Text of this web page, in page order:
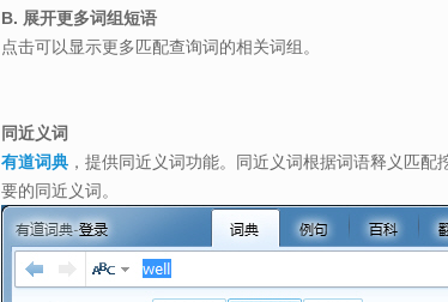
B. 展开更多词组短语
点击可以显示更多匹配查询词的相关词组。
同近义词
有道词典 ，提供同近义词功能。同近义词根据词语释义匹
要的同近义词。